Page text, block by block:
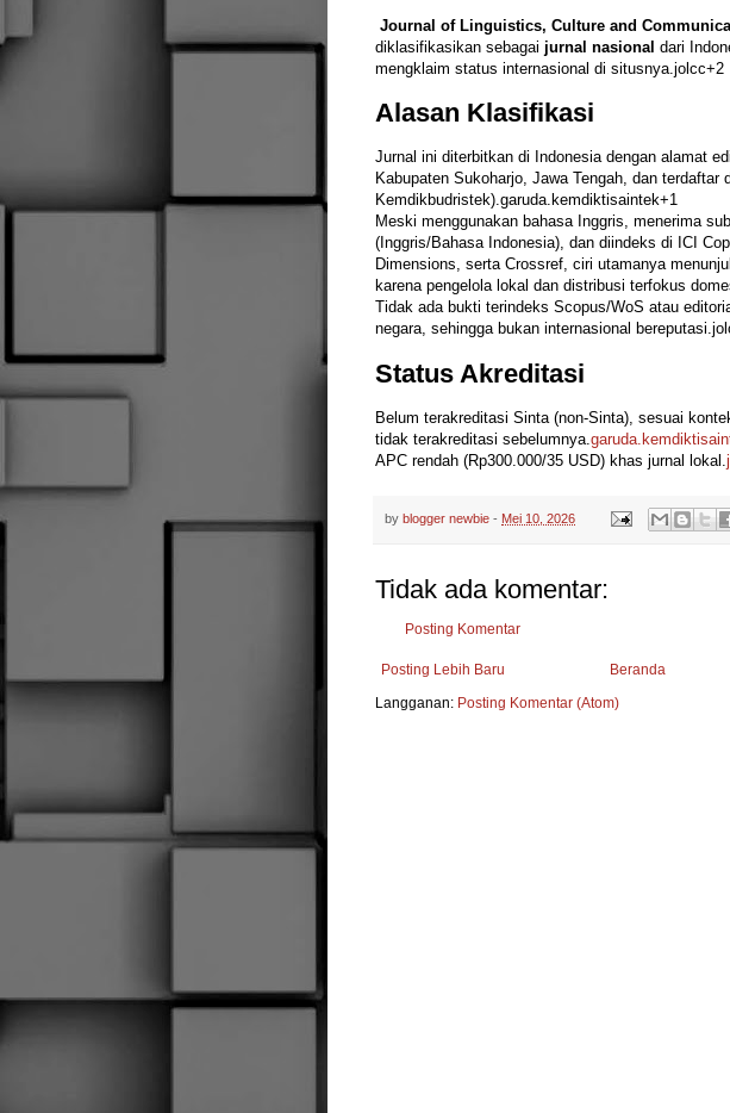
Journal of Linguistics, Culture and
diklasifikasikan sebagai jurnal nasional dari
mengklaim status internasional di situsnya.jolcc+2
Alasan Klasifikasi
Jurnal ini diterbitkan di Indonesia dengan alamat
Kabupaten Sukoharjo, Jawa Tengah, dan terdaftar
Kemdikbudristek).garuda.kemdiktisaintek+1
Meski menggunakan bahasa Inggris, menerima
(Inggris/Bahasa Indonesia), dan diindeks di ICI
Dimensions, serta Crossref, ciri utamanya
karena pengelola lokal dan distribusi terfokus
Tidak ada bukti terindeks Scopus/WoS atau
negara, sehingga bukan internasional bereputasi.
Status Akreditasi
Belum terakreditasi Sinta (non-Sinta), sesuai
tidak terakreditasi sebelumnya.
APC rendah (Rp300.000/35 USD) khas jurnal lokal.
by blogger newbie - Mei 10, 2026
Tidak ada komentar:
Posting Komentar
Posting Lebih Baru
Beranda
Langganan: Posting Komentar (Atom)